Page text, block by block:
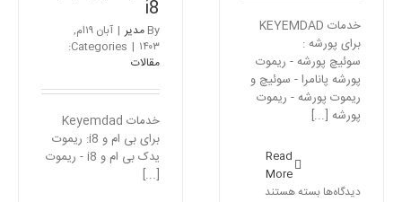
خدمات KEYEMDAD
برای پورشه :
سوئیچ پورشه - ریموت
پورشه پانامرا - سوئیچ و
ریموت پورشه - ریموت
پورشه [...]
Read
More
دیدگاه‌ها برای
بسته هستند
i8
By مدیر |
آبان ۱۹ام,
۱۴۰۳ |
Categories:
مقالات
خدمات Keyemdad
برای بی ام و i8: ریموت
یدک بی ام و i8 - ریموت
[...]